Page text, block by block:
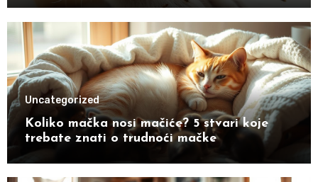
Uncategorized
Koliko mačka nosi mačiće? 5 stvari koje
trebate znati o trudnoći mačke